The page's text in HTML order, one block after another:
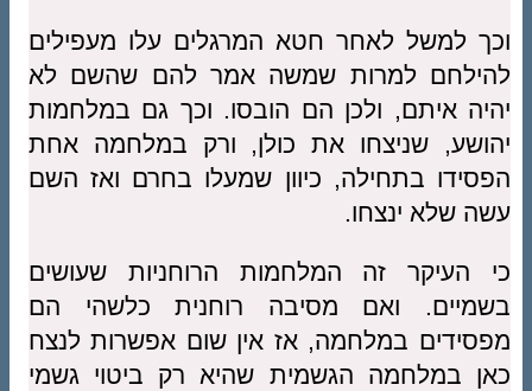
וכך למשל לאחר חטא המרגלים עלו מעפילים
להילחם למרות שמשה אמר להם שהשם לא
יהיה איתם, ולכן הם הובסו. וכך גם במלחמות
יהושע, שניצחו את כולן, ורק במלחמה אחת
הפסידו בתחילה, כיוון שמעלו בחרם ואז השם
עשה שלא ינצחו.
כי העיקר זה המלחמות הרוחניות שעושים
בשמיים. ואם מסיבה רוחנית כלשהי הם
מפסידים במלחמה, אז אין שום אפשרות לנצח
כאן במלחמה הגשמית שהיא רק ביטוי גשמי